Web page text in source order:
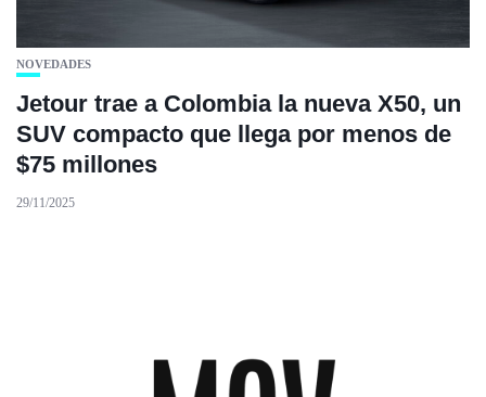
NOVEDADES
Jetour trae a Colombia la nueva X50, un
SUV compacto que llega por menos de
$75 millones
29/11/2025